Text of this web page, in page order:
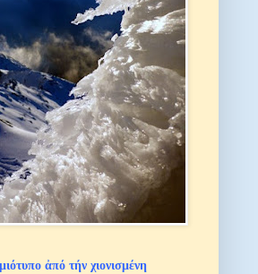
ἀπό τήν χιονισμένη